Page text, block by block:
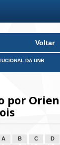
Voltar
DA UNB
por
A B C D